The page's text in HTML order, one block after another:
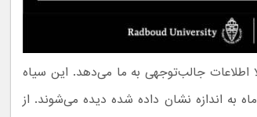
اطلاعات جالب‌توجهی به ما می‌دهد. این سیاه
به اندازه نشان داده شده دیده می‌شوند. از